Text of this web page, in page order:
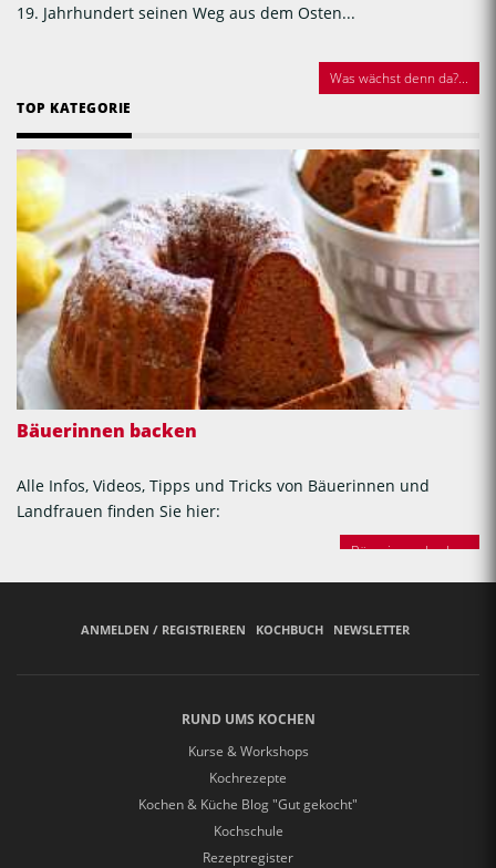
19. Jahrhundert seinen Weg aus dem Osten...
Was wächst denn da?...
TOP KATEGORIE
Bäuerinnen backen
Alle Infos, Videos, Tipps und Tricks von Bäuerinnen und
Landfrauen finden Sie hier:
Bäuerinnen backen
ANMELDEN / REGISTRIEREN KOCHBUCH NEWSLETTER
RUND UMS KOCHEN
Kurse & Workshops
Kochrezepte
Kochen & Küche Blog "Gut gekocht"
Kochschule
Rezeptregister